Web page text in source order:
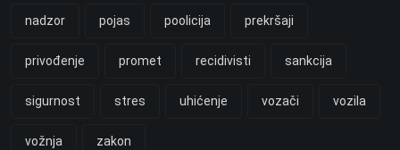
nadzor pojas poolicija prekršaji
privođenje promet recidivisti sankcija
sigurnost stres uhićenje vozači vozila
vožnja zakon